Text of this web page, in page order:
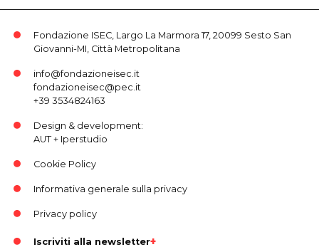
Fondazione ISEC, Largo La Marmora 17, 20099 Sesto San
Giovanni-MI, Città Metropolitana
info@fondazioneisec.it
fondazioneisec@pec.it
+39 3534824163
Design & development:
AUT+ Iperstudio
Cookie Policy
Informativa generale sulla privacy
Privacy policy
Iscriviti alla newsletter